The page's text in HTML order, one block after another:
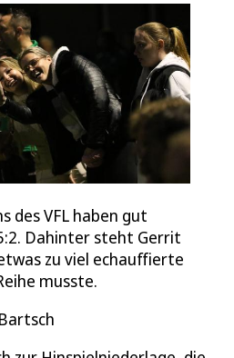
des VFL haben gut
Dahinter steht Gerrit
zu viel echauffierte
musste.